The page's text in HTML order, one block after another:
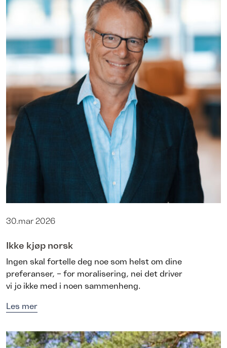
30.mar 2026
Ikke kjøp norsk
Ingen skal fortelle deg noe som helst om dine
preferanser, – for moralisering, nei det driver
vi jo ikke med i noen sammenheng.
Les mer